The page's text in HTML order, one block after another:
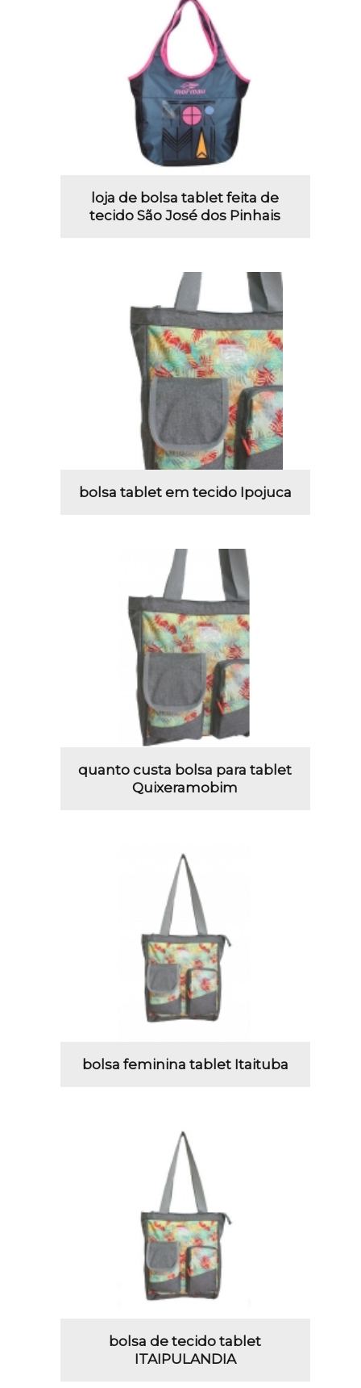
loja de bolsa tablet feita de
tecido São José dos Pinhais
bolsa tablet em tecido Ipojuca
quanto custa bolsa para tablet
Quixeramobim
bolsa feminina tablet Itaituba
bolsa de tecido tablet
ITAIPULANDIA